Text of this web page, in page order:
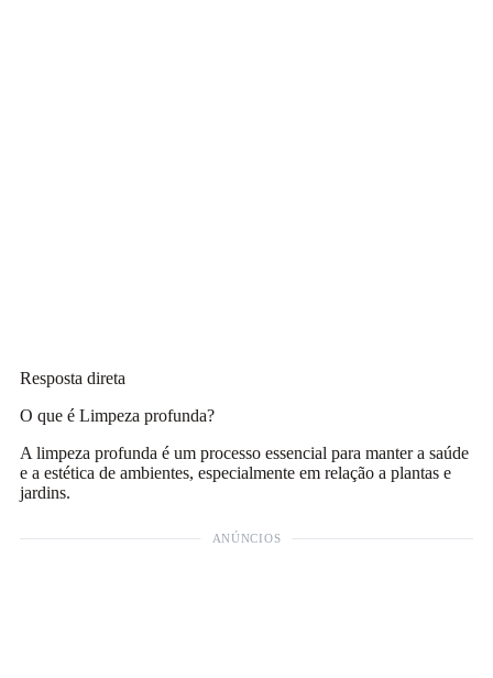
Resposta direta
O que é Limpeza profunda?
A limpeza profunda é um processo essencial para manter a saúde
e a estética de ambientes, especialmente em relação a plantas e
jardins.
ANÚNCIOS